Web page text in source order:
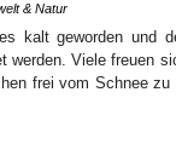
& Natur
kalt geworden und
Viele freuen
frei vom Schnee